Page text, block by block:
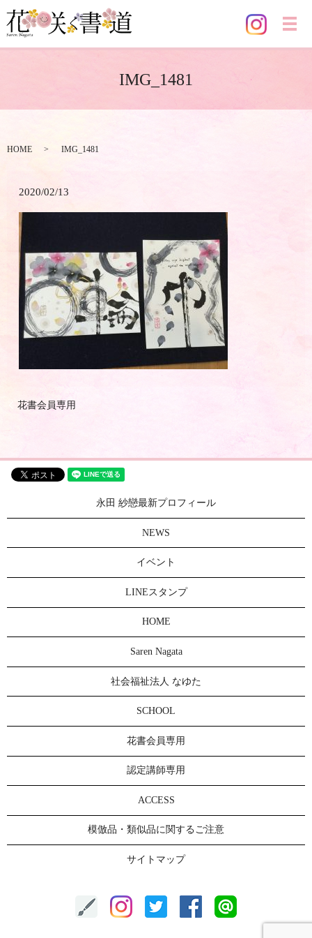
メ
IMG_1481
HOME IMG_1481
2020/02/13
花書会員専用
永田 紗戀最新プロフィール
NEWS
イベント
LINEスタンプ
HOME
Saren Nagata
社会福祉法人 なゆた
SCHOOL
花書会員専用
認定講師専用
ACCESS
模倣品・類似品に関するご注意
サイトマップ